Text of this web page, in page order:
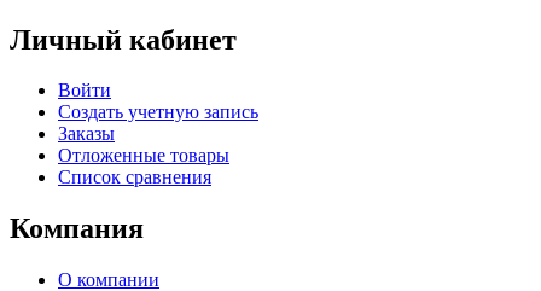
Личный кабинет
Войти
Создать учетную запись
Заказы
Отложенные товары
Список сравнения
Компания
О компании